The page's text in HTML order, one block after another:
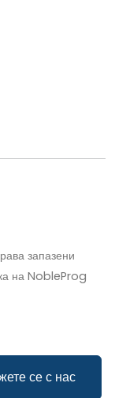
се с нас
запазени
на NobleProg